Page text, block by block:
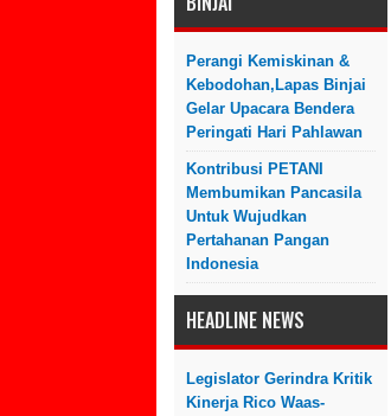
Perangi Kemiskinan &
Kebodohan,Lapas Binjai
Gelar Upacara Bendera
Peringati Hari Pahlawan
Kontribusi PETANI
Membumikan Pancasila
Untuk Wujudkan
Pertahanan Pangan
Indonesia
HEADLINE NEWS
Legislator Gerindra Kritik
Kinerja Rico Waas-